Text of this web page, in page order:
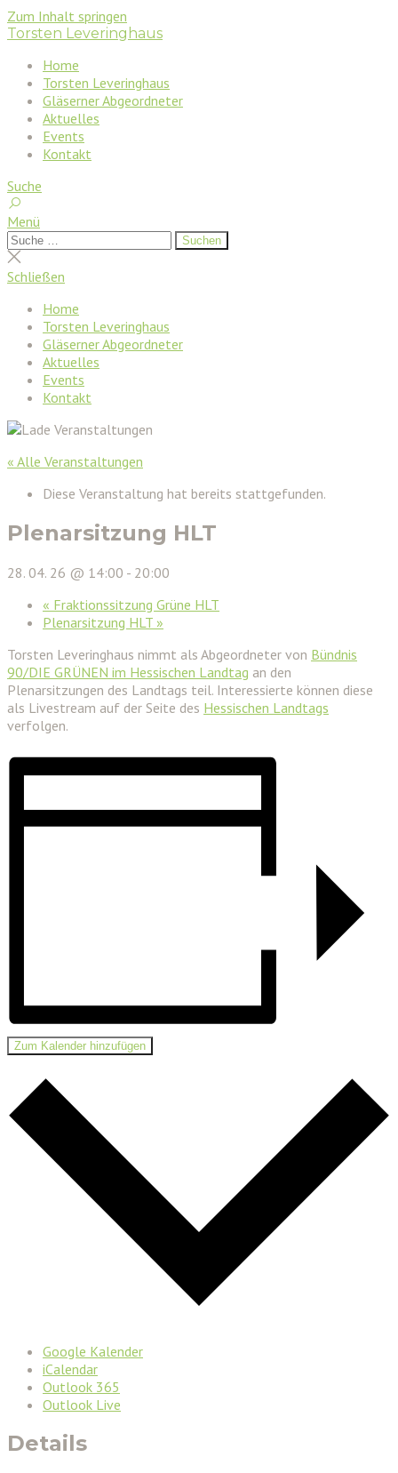
Zum Inhalt springen
Torsten Leveringhaus
Home
Torsten Leveringhaus
Gläserner Abgeordneter
Aktuelles
Events
Kontakt
Suche
Menü
Suchen
nach:
Suchen
Suche
schließen
Schließen
Home
Torsten Leveringhaus
Gläserner Abgeordneter
Aktuelles
Events
Kontakt
« Alle Veranstaltungen
Diese Veranstaltung hat bereits stattgefunden.
Plenarsitzung HLT
28. 04. 26 @ 14:00 - 20:00
« Fraktionssitzung Grüne HLT
Plenarsitzung HLT »
Torsten Leveringhaus nimmt als Abgeordneter von Bündnis
90/DIE GRÜNEN im Hessischen Landtag an den
Plenarsitzungen des Landtags teil. Interessierte können diese
als Livestream auf der Seite des Hessischen Landtags
verfolgen.
Zum Kalender hinzufügen
Google Kalender
iCalendar
Outlook 365
Outlook Live
Details